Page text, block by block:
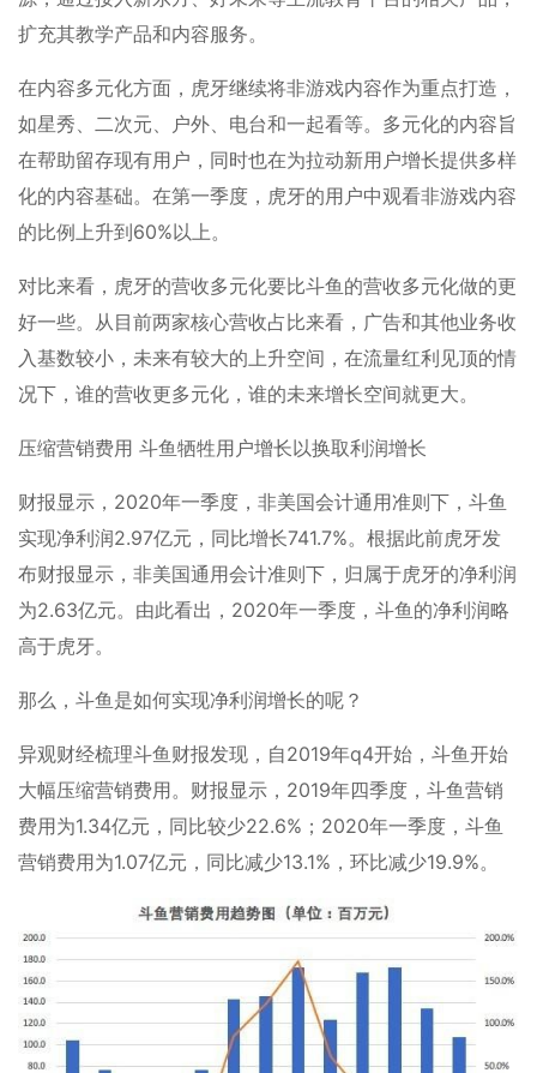
扩充其教学产品和内容服务。
在内容多元化方面，虎牙继续将非游戏内容作为重点打造，
如星秀、二次元、户外、电台和一起看等。多元化的内容旨
在帮助留存现有用户，同时也在为拉动新用户增长提供多样
化的内容基础。在第一季度，虎牙的用户中观看非游戏内容
的比例上升到60%以上。
对比来看，虎牙的营收多元化要比斗鱼的营收多元化做的更
好一些。从目前两家核心营收占比来看，广告和其他业务收
入基数较小，未来有较大的上升空间，在流量红利见顶的情
况下，谁的营收更多元化，谁的未来增长空间就更大。
压缩营销费用 斗鱼牺牲用户增长以换取利润增长
财报显示，2020年一季度，非美国会计通用准则下，斗鱼
实现净利润2.97亿元，同比增长741.7%。根据此前虎牙发
布财报显示，非美国通用会计准则下，归属于虎牙的净利润
为2.63亿元。由此看出，2020年一季度，斗鱼的净利润略
高于虎牙。
那么，斗鱼是如何实现净利润增长的呢？
异观财经梳理斗鱼财报发现，自2019年q4开始，斗鱼开始
大幅压缩营销费用。财报显示，2019年四季度，斗鱼营销
费用为1.34亿元，同比较少22.6%；2020年一季度，斗鱼
营销费用为1.07亿元，同比减少13.1%，环比减少19.9%。